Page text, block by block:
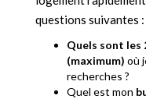
questions suivantes :
Quels sont les
(maximum) où
recherches ?
Quel est mon